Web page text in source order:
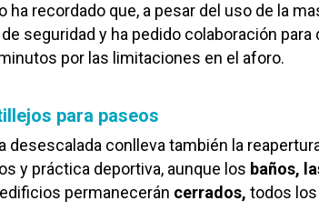
ha recordado que, a pesar del uso de la
seguridad y ha pedido colaboración para
por las limitaciones en el aforo.
para paseos
desescalada conlleva también la
y práctica deportiva, aunque los baños,
permanecerán cerrados, todos